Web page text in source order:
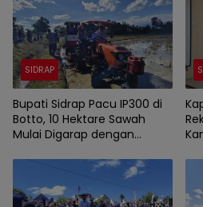
SIDRAP
Bupati Sidrap Pacu IP300 di
Botto, 10 Hektare Sawah
Mulai Digarap dengan